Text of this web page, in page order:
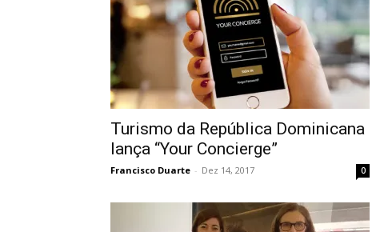
Turismo da República Dominicana
lança “Your Concierge”
Francisco Duarte - Dez 14, 2017 0